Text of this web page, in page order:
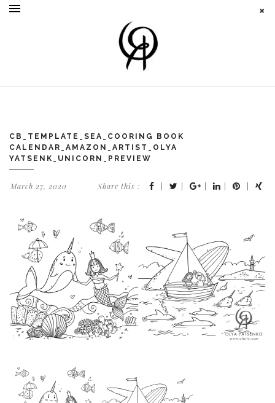
CB_TEMPLATE_SEA_COORING BOOK
CALENDAR_AMAZON_ARTIST_OLYA
YATSENK_UNICORN_PREVIEW
March 27, 2020 Share this :